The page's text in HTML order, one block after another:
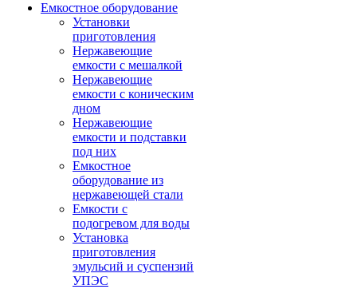
Емкостное оборудование
Установки
приготовления
Нержавеющие
емкости с мешалкой
Нержавеющие
емкости с коническим
дном
Нержавеющие
емкости и подставки
под них
Емкостное
оборудование из
нержавеющей стали
Емкости с
подогревом для воды
Установка
приготовления
эмульсий и суспензий
УПЭС